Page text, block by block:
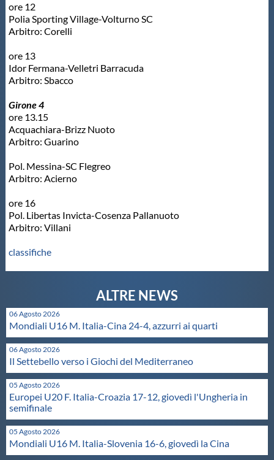
Privacy
Cookie Policy
Archivio News
Flash News
Galleria fotografica
Videogallery
Intranet
Contatti
Mappa del sito
ore 12
Polia Sporting Village-Volturno SC
Arbitro: Corelli
ore 13
Idor Fermana-Velletri Barracuda
Arbitro: Sbacco
Girone 4
ore 13.15
Acquachiara-Brizz Nuoto
Arbitro: Guarino
Pol. Messina-SC Flegreo
Arbitro: Acierno
ore 16
Pol. Libertas Invicta-Cosenza Pallanuoto
Arbitro: Villani
classifiche
06 Agosto 2026
Mondiali U16 M. Italia-Cina 24-4, azzurri ai quarti
06 Agosto 2026
Il Settebello verso i Giochi del Mediterraneo
05 Agosto 2026
Europei U20 F. Italia-Croazia 17-12, giovedì l'Ungheria in
semifinale
05 Agosto 2026
Mondiali U16 M. Italia-Slovenia 16-6, giovedì la Cina